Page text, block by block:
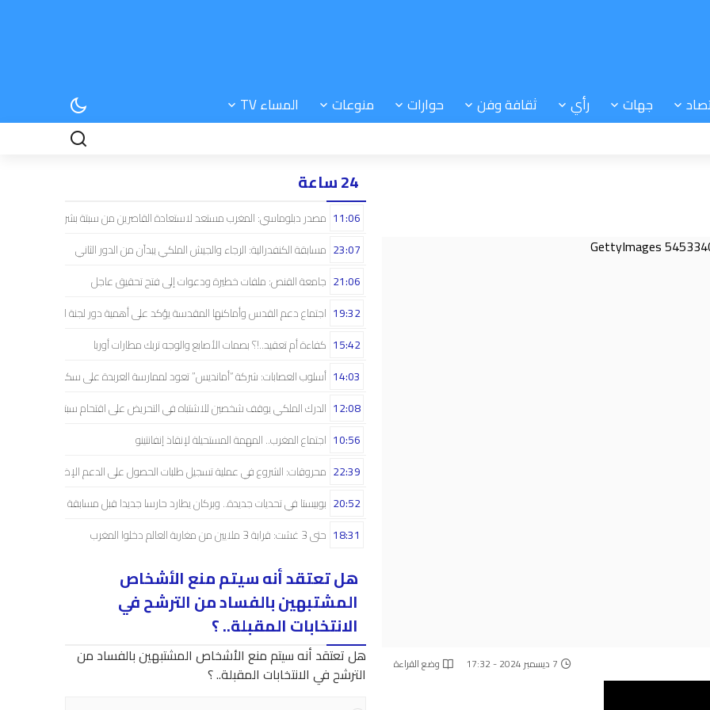
جهات رأي ثقافة وفن حوارات منوعات المساء TV
7 ديسمبر 2024 - 17:32 وضع القراءة
24 ساعة
مصدر دبلوماسي: المغرب مستعد لاستعادة القاصرين من سبتة بشراكة إسبانية 11:06
مسابقة الكنفدرالية: الرجاء والجيش الملكي يبدآن من الدور الثاني 23:07
جامعة القنص: ملفات خطيرة ودعوات إلى فتح تحقيق عاجل 21:06
اجتماع دعم القدس وأماكنها المقدسة يؤكد على أهمية دور لجنة القدس 19:32
كفاءة أم تعقيد..!؟ بصمات الأصابع والوجه تربك مطارات أوربا 15:42
أسلوب العصابات: شركة “أمانديس” تعود لممارسة العربدة على سكان الشمال..! 14:03
الدرك الملكي يوقف شخصين للاشتباه في التحريض على اقتحام سبتة 12:08
اجتماع المغرب.. المهمة المستحيلة لإنقاذ إنفانتينو 10:56
محروقات: الشروع في عملية تسجيل طلبات الحصول على الدعم الإضافي 22:39
بوبيستا في تحديات جديدة.. وبركان يطارد حارسا جديدا قبل مسابقة دوري الأبطال 20:52
حتى 3 غشت: قرابة 3 ملايين من مغاربة العالم دخلوا المغرب 18:31
هل تعتقد أنه سيتم منع الأشخاص
المشتبهين بالفساد من الترشح في
الانتخابات المقبلة.. ؟
هل تعتقد أنه سيتم منع الأشخاص المشتبهين بالفساد من
الترشح في الانتخابات المقبلة.. ؟